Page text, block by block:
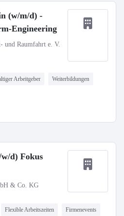
(w/m/d) -
Engineering
und Raumfahrt e. V.
Arbeitgeber Weiterbildungen
d) Fokus
& Co. KG
Flexible Arbeitszeiten Firmenevents